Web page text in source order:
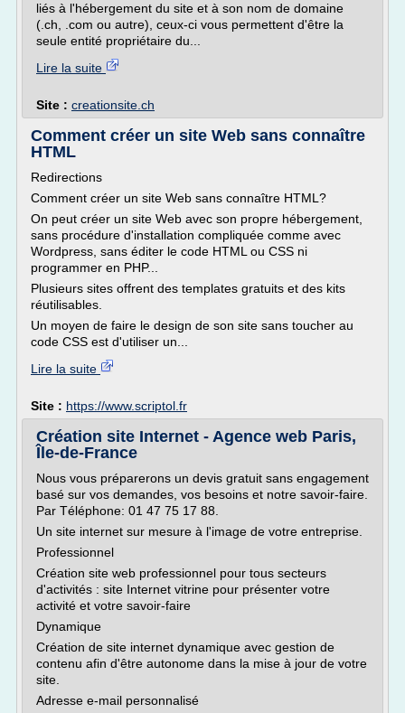
liés à l'hébergement du site et à son nom de domaine
(.ch, .com ou autre), ceux-ci vous permettent d'être la
seule entité propriétaire du...
Lire la suite
Site : creationsite.ch
Comment créer un site Web sans connaître
HTML
Redirections
Comment créer un site Web sans connaître HTML?
On peut créer un site Web avec son propre hébergement,
sans procédure d'installation compliquée comme avec
Wordpress, sans éditer le code HTML ou CSS ni
programmer en PHP...
Plusieurs sites offrent des templates gratuits et des kits
réutilisables.
Un moyen de faire le design de son site sans toucher au
code CSS est d'utiliser un...
Lire la suite
Site : https://www.scriptol.fr
Création site Internet - Agence web Paris,
Île-de-France
Nous vous préparerons un devis gratuit sans engagement
basé sur vos demandes, vos besoins et notre savoir-faire.
Par Téléphone: 01 47 75 17 88.
Un site internet sur mesure à l'image de votre entreprise.
Professionnel
Création site web professionnel pour tous secteurs
d'activités : site Internet vitrine pour présenter votre
activité et votre savoir-faire
Dynamique
Création de site internet dynamique avec gestion de
contenu afin d'être autonome dans la mise à jour de votre
site.
Adresse e-mail personnalisé